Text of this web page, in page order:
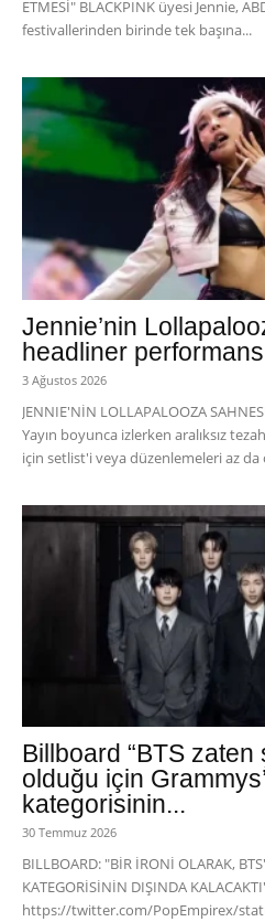
ETMESİ" BLACKPINK üyesi Jennie,
festivallerinden birinde tek başına...
Jennie’nin
headliner
3 Ağustos 2026
JENNIE'NİN LOLLAPALOOZA
Yayın boyunca izlerken aralıksız
için setlist'i veya düzenlemeleri az da
Billboard “BTS zaten
olduğu için
kategorisinin...
30 Temmuz 2026
BILLBOARD: "BİR İRONİ OLARAK,
KATEGORİSİNİN DIŞINDA
https://twitter.com/PopEmpirex/